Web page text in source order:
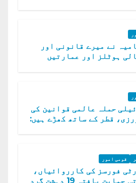
نے میرے قانونی اور
ہوٹلز اور عمارتیں
حملہ عالمی قوانین کی
قطر کے ساتھ کھڑے ہیں:
قومی امور
فورسز کی کارروائیاں،
بھارتی حمایت یافتہ 19 دہشت گرد